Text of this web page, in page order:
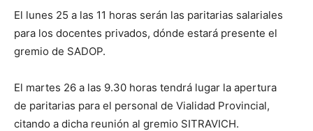
El lunes 25 a las 11 horas serán las paritarias salariales
para los docentes privados, dónde estará presente el
gremio de SADOP.
El martes 26 a las 9.30 horas tendrá lugar la apertura
de paritarias para el personal de Vialidad Provincial,
citando a dicha reunión al gremio SITRAVICH.